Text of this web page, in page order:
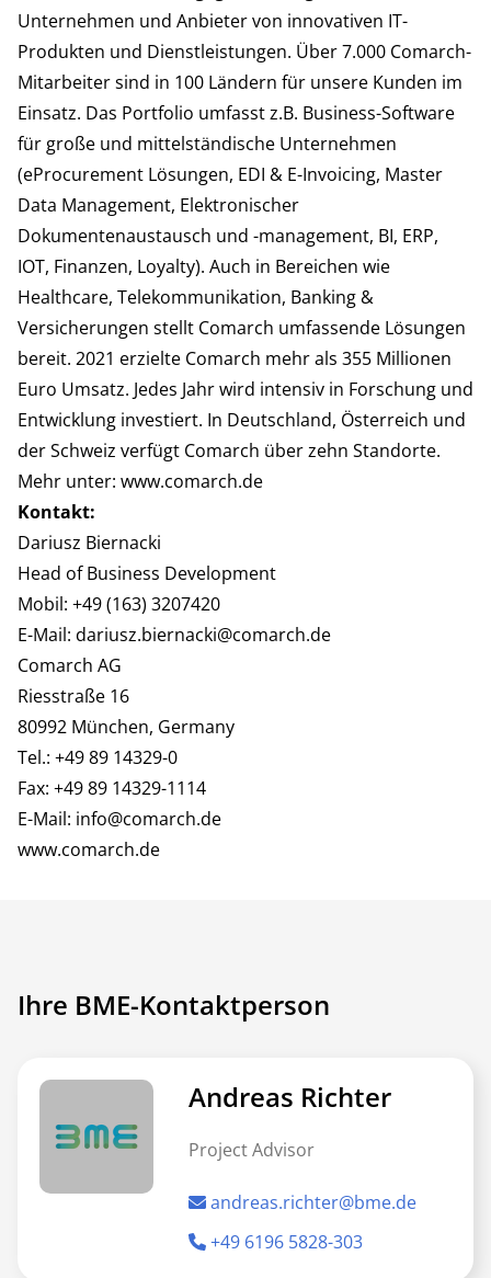
Unternehmen und Anbieter von innovativen IT-
Produkten und Dienstleistungen. Über 7.000 Comarch-
Mitarbeiter sind in 100 Ländern für unsere Kunden im
Einsatz. Das Portfolio umfasst z.B. Business-Software
für große und mittelständische Unternehmen
(eProcurement Lösungen, EDI & E-Invoicing, Master
Data Management, Elektronischer
Dokumentenaustausch und -management, BI, ERP,
IOT, Finanzen, Loyalty). Auch in Bereichen wie
Healthcare, Telekommunikation, Banking &
Versicherungen stellt Comarch umfassende Lösungen
bereit. 2021 erzielte Comarch mehr als 355 Millionen
Euro Umsatz. Jedes Jahr wird intensiv in Forschung und
Entwicklung investiert. In Deutschland, Österreich und
der Schweiz verfügt Comarch über zehn Standorte.
Mehr unter: www.comarch.de
Kontakt:
Dariusz Biernacki
Head of Business Development
Mobil: +49 (163) 3207420
E-Mail: dariusz.biernacki@comarch.de
Comarch AG
Riesstraße 16
80992 München, Germany
Tel.: +49 89 14329-0
Fax: +49 89 14329-1114
E-Mail: info@comarch.de
www.comarch.de
Ihre BME-Kontaktperson
Andreas Richter
Project Advisor
andreas.richter@bme.de
+49 6196 5828-303